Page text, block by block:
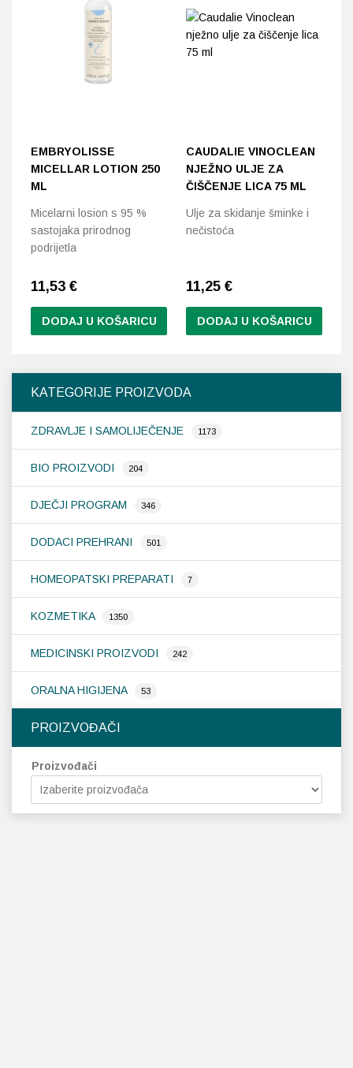
KATEGORIJE PROIZVODA
ZDRAVLJE I SAMOLIJEČENJE 1173
BIO PROIZVODI 204
DJEČJI PROGRAM 346
DODACI PREHRANI 501
HOMEOPATSKI PREPARATI 7
KOZMETIKA 1350
MEDICINSKI PROIZVODI 242
ORALNA HIGIJENA 53
PROIZVOĐAČI
Proizvođači
EMBRYOLISSE
MICELLAR LOTION 250
ML
Micelarni losion s 95 %
sastojaka prirodnog
podrijetla
11,53 €
DODAJ U KOŠARICU
CAUDALIE VINOCLEAN
NJEŽNO ULJE ZA
ČIŠČENJE LICA 75 ML
Ulje za skidanje šminke i
nečistoća
11,25 €
DODAJ U KOŠARICU